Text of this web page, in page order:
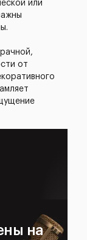
или
от
на